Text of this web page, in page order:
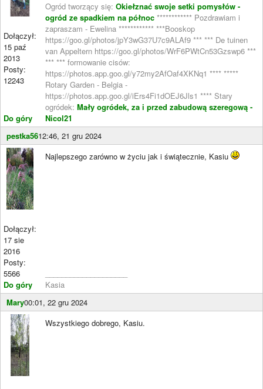
Dołączył:
15 paź
2013
Posty:
12243
Do góry
Ogród tworzący się: Okiełznać swoje setki pomysłów -
ogród ze spadkiem na północ ************ Pozdrawiam i
zapraszam - Ewelina ************ ***Booskop
https://goo.gl/photos/jpY3wG37U7c9ALAf9 *** *** De tuinen
van Appeltern https://goo.gl/photos/WrF6PWtCn53Gzswp6 ***
*** *** formowanie cisów:
https://photos.app.goo.gl/y72my2AfOaf4XKNq1 **** *****
Rotary Garden - Belgia -
https://photos.app.goo.gl/iErs4Fi1dOEJ6Jls1 **** Stary
ogródek: Mały ogródek, za i przed zabudową szeregową -
Nicol21
pestka5612:46, 21 gru 2024
Dołączył:
17 sie
2016
Posty:
5566
Do góry
Najlepszego zarówno w życiu jak i świątecznie, Kasiu
Kasia
Mary00:01, 22 gru 2024
Wszystkiego dobrego, Kasiu.